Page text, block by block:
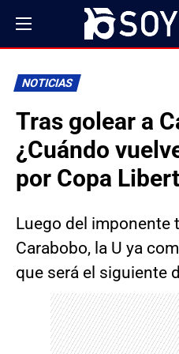
NOTICIAS
Tras golear a
¿Cuándo
por Copa
Luego del imponente
Carabobo, la U ya
que será el siguiente